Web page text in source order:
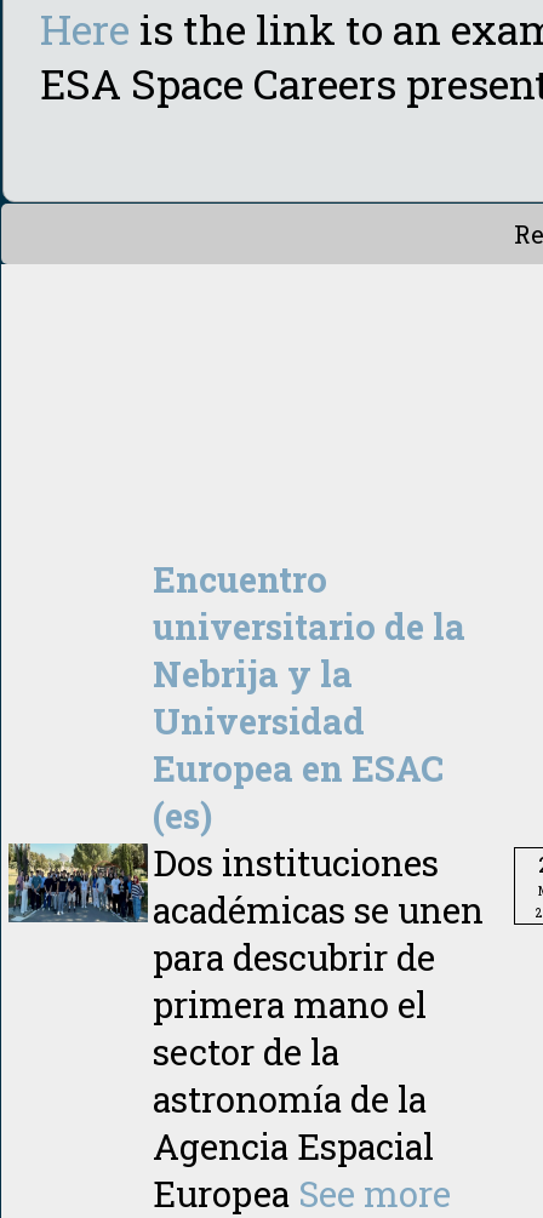
Here is the link to an
ESA Space Careers
Encuentro
universitario de la
Nebrija y la
Universidad
Europea en ESAC
(es)
Dos instituciones
académicas se unen
para descubrir de
primera mano el
sector de la
astronomía de la
Agencia Espacial
Europea See more